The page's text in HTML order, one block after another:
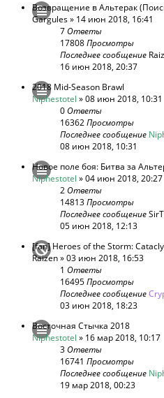
Возвращение в Альтерак
Gargules» 14 июн 2018, 16:41
7Ответы
17808Просмотры
Последнее сообщение
16 июн 2018, 20:37
2018 Mid-Season Brawl
Niphestotel » 08 июн 2018, 10:31
0Ответы
16362Просмотры
Последнее сообщение
08 июн 2018, 10:31
Новое поле боя: Битва за
Niphestotel » 04 июн 2018, 20:27
2Ответы
14813Просмотры
Последнее сообщение
05 июн 2018, 12:13
[fan] Heroes of the Storm:
Raizen» 03 июн 2018, 16:53
1 Ответы
16495Просмотры
Последнее сообщение
03 июн 2018, 18:23
Восточная Стычка 2018
Niphestotel » 16 мар 2018, 10:17
3Ответы
16741 Просмотры
Последнее сообщение
19 мар 2018, 00:23